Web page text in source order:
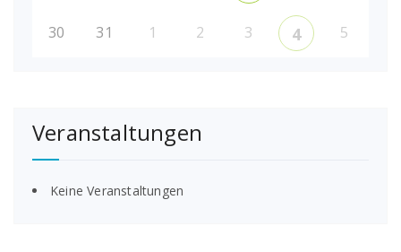
30 31 1 2 3 4 5
Veranstaltungen
Keine Veranstaltungen